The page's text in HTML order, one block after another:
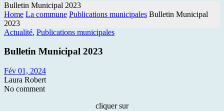
Bulletin Municipal 2023
Home La commune Publications municipales Bulletin Municipal
2023
Actualité, Publications municipales
Bulletin Municipal 2023
Fév 01, 2024
Laura Robert
No comment
cliquer sur